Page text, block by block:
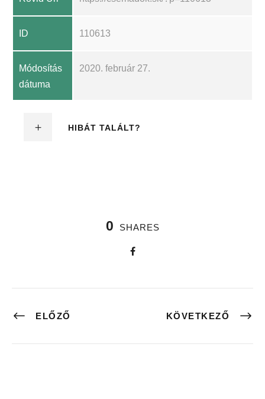
ID 110613
Módosítás
dátuma
2020. február 27.
HIBÁT TALÁLT?
0 SHARES
ELŐZŐ KÖVETKEZŐ